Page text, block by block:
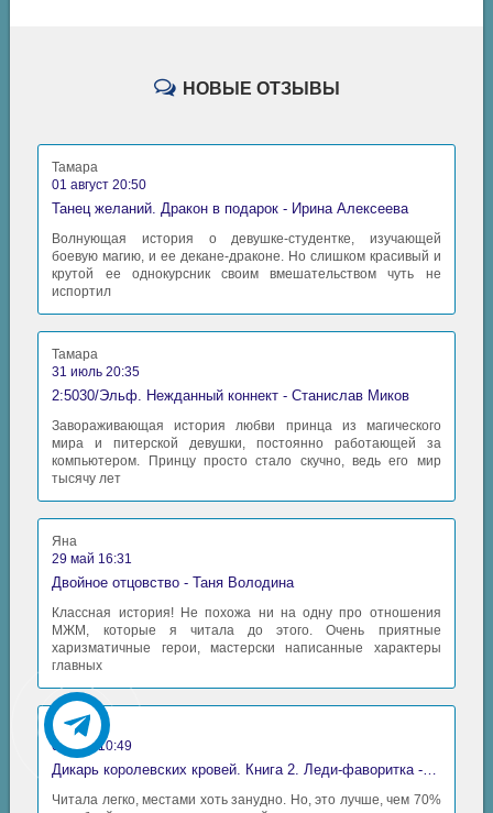
НОВЫЕ ОТЗЫВЫ
Тамара
01 август 20:50
Танец желаний. Дракон в подарок - Ирина Алексеева
Волнующая история о девушке-студентке, изучающей
боевую магию, и ее декане-драконе. Но слишком красивый и
крутой ее однокурсник своим вмешательством чуть не
испортил
Тамара
31 июль 20:35
2:5030/Эльф. Нежданный коннект - Станислав Миков
Завораживающая история любви принца из магического
мира и питерской девушки, постоянно работающей за
компьютером. Принцу просто стало скучно, ведь его мир
тысячу лет
Яна
29 май 16:31
Двойное отцовство - Таня Володина
Классная история! Не похожа ни на одну про отношения
МЖМ, которые я читала до этого. Очень приятные
харизматичные герои, мастерски написанные характеры
главных
Аида
06 май 10:49
Дикарь королевских кровей. Книга 2. Леди-фаворитка - Анна Сергеевна Гаврилова
Читала легко, местами хоть занудно. Но, это лучше, чем 70%